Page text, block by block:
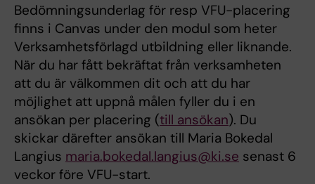
Bedömningsunderlag för resp VFU-placering
finns i Canvas under den modul som heter
Verksamhetsförlagd utbildning eller liknande.
När du har fått bekräftat från verksamheten
att du är välkommen dit och att du har
möjlighet att uppnå målen fyller du i en
ansökan per placering (till ansökan). Du
skickar därefter ansökan till Maria Bokedal
Langius maria.bokedal.langius@ki.se senast 6
veckor före VFU-start.